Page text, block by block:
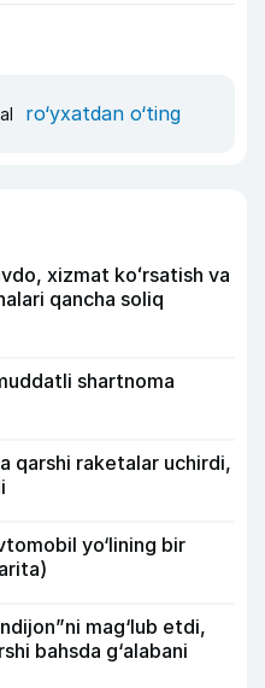
ro‘yxatdan o‘ting
xizmat koʻrsatish va
qancha soliq
shartnoma
qarshi raketalar uchirdi,
yo‘lining bir
mag‘lub etdi,
bahsda g‘alabani